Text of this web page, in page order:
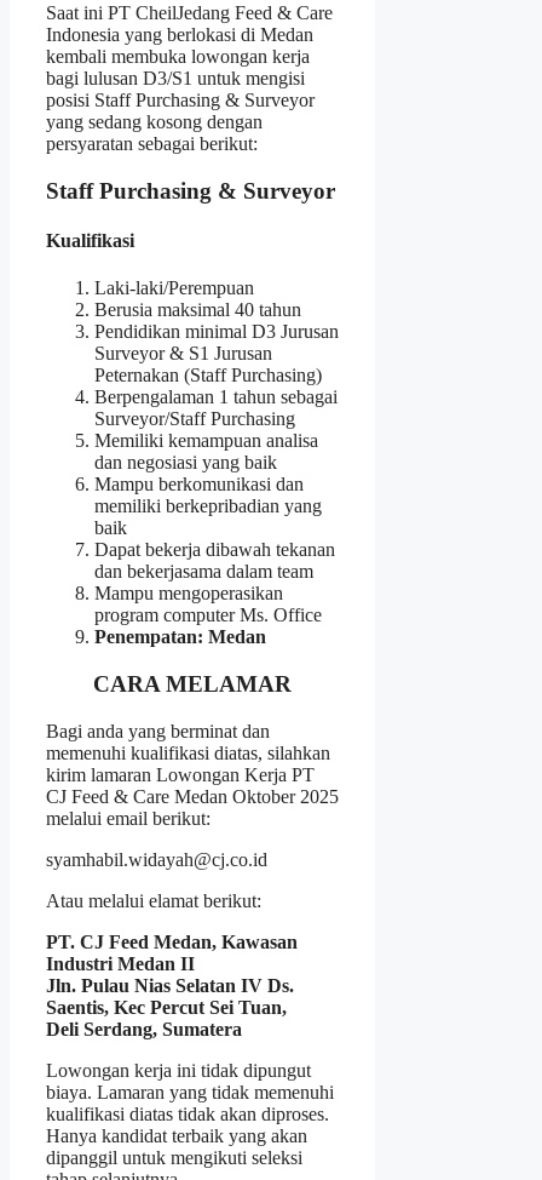
Saat ini PT CheilJedang Feed & Care
Indonesia yang berlokasi di Medan
kembali membuka lowongan kerja
bagi lulusan D3/S1 untuk mengisi
posisi Staff Purchasing & Surveyor
yang sedang kosong dengan
persyaratan sebagai berikut:
Staff Purchasing & Surveyor
Kualifikasi
Laki-laki/Perempuan
Berusia maksimal 40 tahun
Pendidikan minimal D3 Jurusan
Surveyor & S1 Jurusan
Peternakan (Staff Purchasing)
Berpengalaman 1 tahun sebagai
Surveyor/Staff Purchasing
Memiliki kemampuan analisa
dan negosiasi yang baik
Mampu berkomunikasi dan
memiliki berkepribadian yang
baik
Dapat bekerja dibawah tekanan
dan bekerjasama dalam team
Mampu mengoperasikan
program computer Ms. Office
Penempatan: Medan
CARA MELAMAR
Bagi anda yang berminat dan
memenuhi kualifikasi diatas, silahkan
kirim lamaran Lowongan Kerja PT
CJ Feed & Care Medan Oktober 2025
melalui email berikut:
syamhabil.widayah@cj.co.id
Atau melalui elamat berikut:
PT. CJ Feed Medan, Kawasan
Industri Medan II
Jln. Pulau Nias Selatan IV Ds.
Saentis, Kec Percut Sei Tuan,
Deli Serdang, Sumatera
Lowongan kerja ini tidak dipungut
biaya. Lamaran yang tidak memenuhi
kualifikasi diatas tidak akan diproses.
Hanya kandidat terbaik yang akan
dipanggil untuk mengikuti seleksi